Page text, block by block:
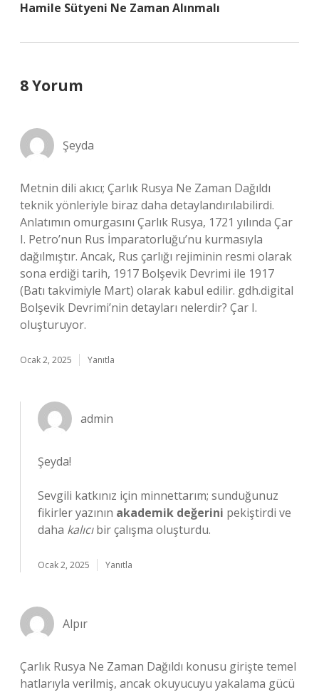
Hamile Sütyeni Ne Zaman Alınmalı
8 Yorum
Şeyda
Metnin dili akıcı; Çarlık Rusya Ne Zaman Dağıldı
teknik yönleriyle biraz daha detaylandırılabilirdi.
Anlatımın omurgasını Çarlık Rusya, 1721 yılında Çar
I. Petro’nun Rus İmparatorluğu’nu kurmasıyla
dağılmıştır. Ancak, Rus çarlığı rejiminin resmi olarak
sona erdiği tarih, 1917 Bolşevik Devrimi ile 1917
(Batı takvimiyle Mart) olarak kabul edilir. gdh.digital
Bolşevik Devrimi’nin detayları nelerdir? Çar I.
oluşturuyor.
Ocak 2, 2025 Yanıtla
admin
Şeyda!
Sevgili katkınız için minnettarım; sunduğunuz
fikirler yazının akademik değerini pekiştirdi ve
daha kalıcıbir çalışma oluşturdu.
Ocak 2, 2025 Yanıtla
Alpır
Çarlık Rusya Ne Zaman Dağıldı konusu girişte temel
hatlarıyla verilmiş, ancak okuyucuyu yakalama gücü